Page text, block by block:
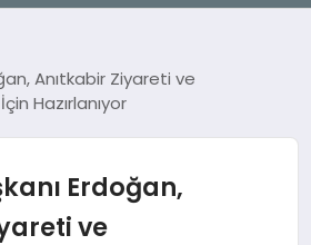
Anıtkabir Ziyareti ve
Hazırlanıyor
Erdoğan,
ve